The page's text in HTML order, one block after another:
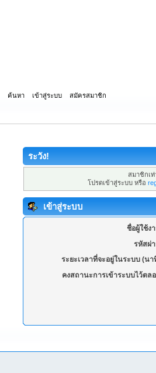
ค้นหา เข้าสู่ระบบ สมัครสมาชิก
ระวัง!
สมาชิกเ
โปรดเข้าสู่ระบบ หรือ
เข้าสู่ระบบ
ชื่อผู้ใช้ง
รหัสผ่
ระยะเวลาที่จะอยู่ในระบบ (นา
คงสถานะการเข้าระบบไว้ตล